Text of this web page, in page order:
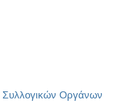
Οργάνων